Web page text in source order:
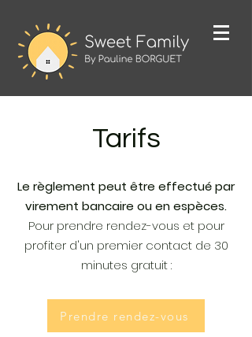
Tarifs
Le règlement peut être effectué par
virement bancaire ou en espèces.
Pour prendre rendez-vous et pour
profiter d'un premier contact de 30
minutes gratuit :
Prendre rendez-vous